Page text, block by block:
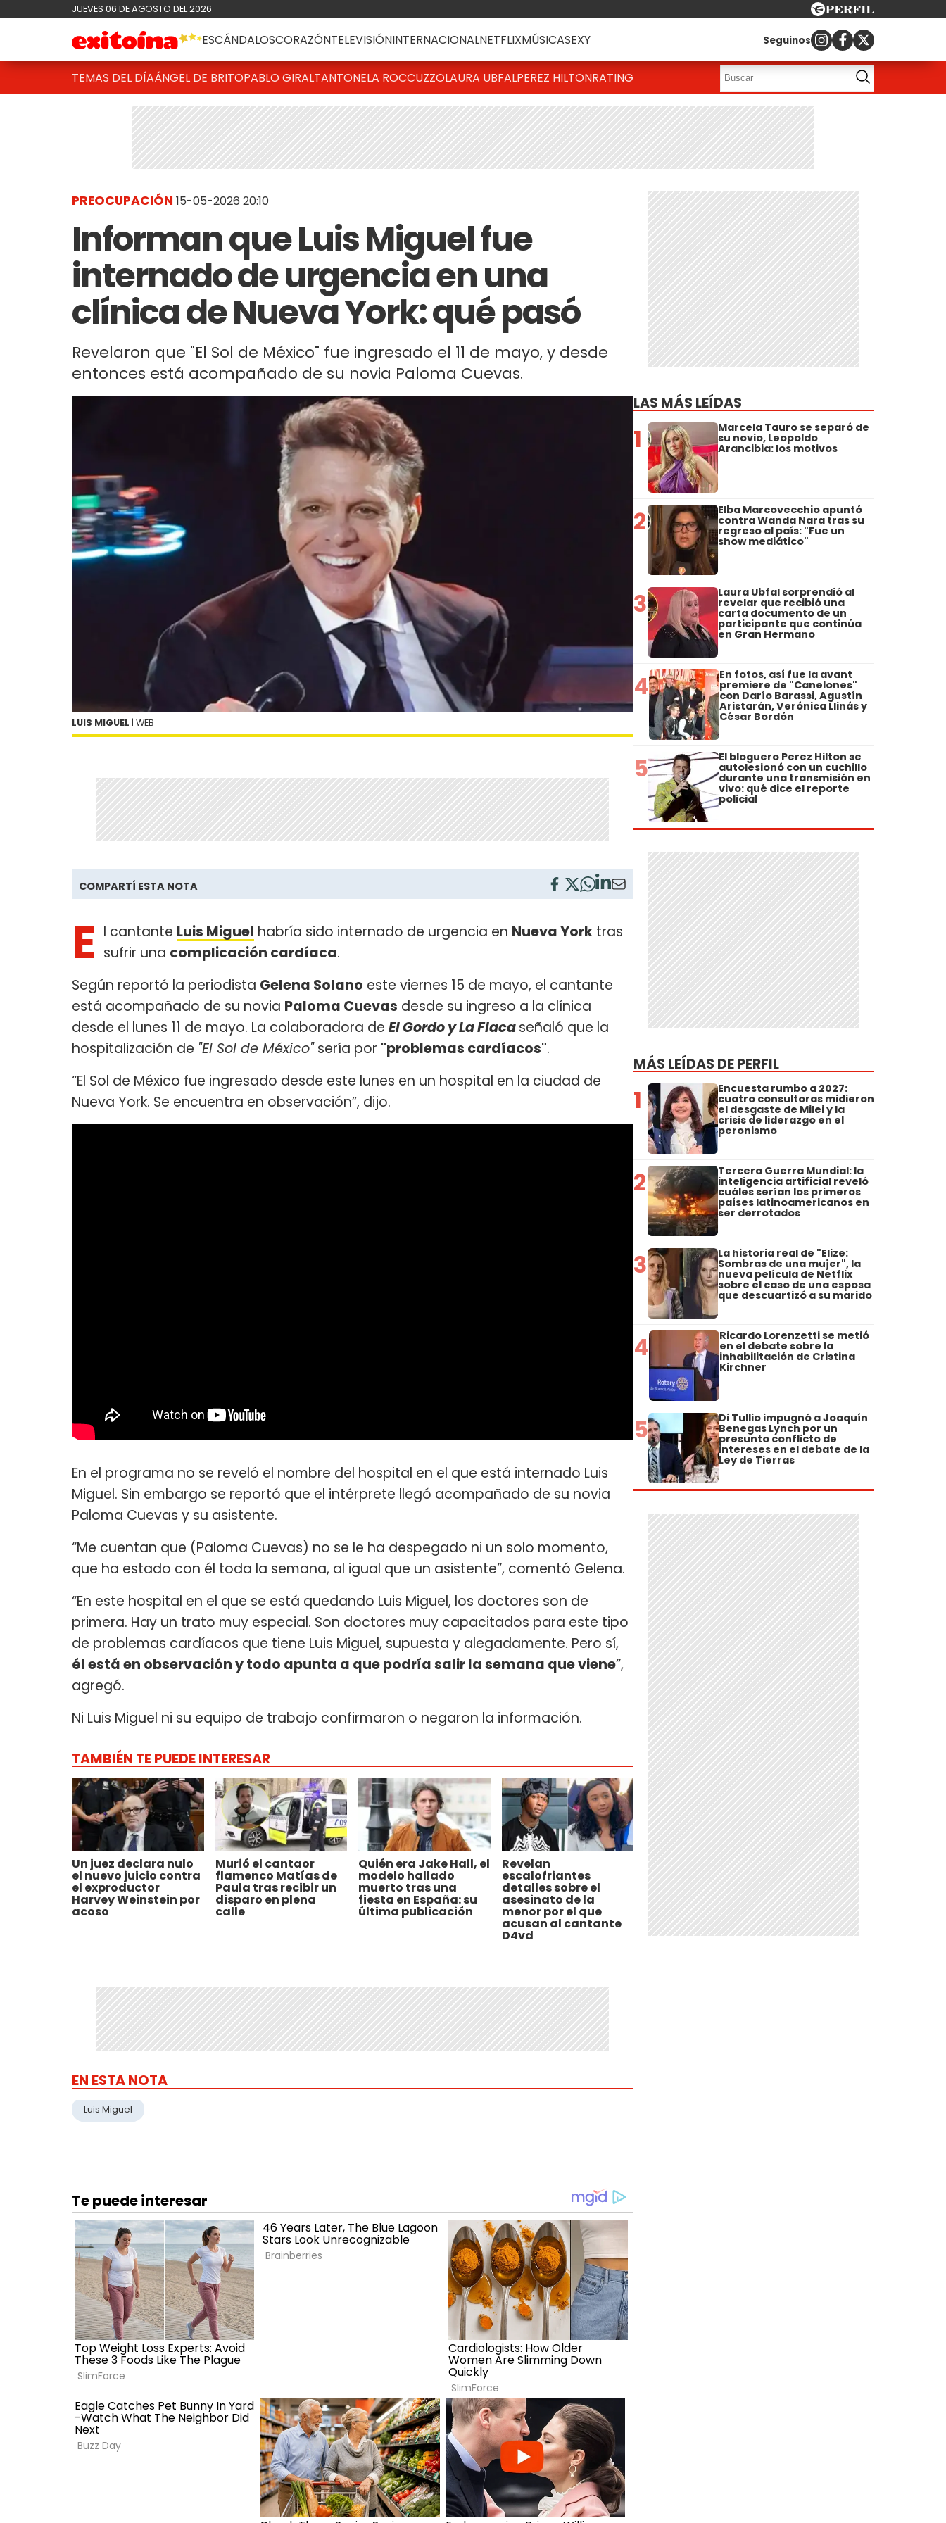
JUEVES 06 DE AGOSTO DEL 2026
ESCÁNDALOSCORAZÓNTELEVISIÓNINTERNACIONALNETFLIXMÚSICASEXY Seguinos
TEMAS DEL DÍAÁNGEL DE BRITOPABLO GIRALTANTONELA ROCCUZZOLAURA UBFALPEREZ HILTONRATING
PREOCUPACIÓN 15-05-2026 20:10
Informan que Luis Miguel fue
internado de urgencia en una
clínica de Nueva York: qué pasó
Revelaron que "El Sol de México" fue ingresado el 11 de mayo, y desde
entonces está acompañado de su novia Paloma Cuevas.
LUIS MIGUEL | WEB
COMPARTÍ ESTA NOTA
E l cantante Luis Miguel habría sido internado de urgencia en Nueva York tras
sufrir una complicación cardíaca.
Según reportó la periodista Gelena Solano este viernes 15 de mayo, el cantante
está acompañado de su novia Paloma Cuevas desde su ingreso a la clínica
desde el lunes 11 de mayo. La colaboradora de El Gordo y La Flacaseñaló que la
hospitalización de "El Sol de México"sería por "problemas cardíacos".
“El Sol de México fue ingresado desde este lunes en un hospital en la ciudad de
Nueva York. Se encuentra en observación”, dijo.
En el programa no se reveló el nombre del hospital en el que está internado Luis
Miguel. Sin embargo se reportó que el intérprete llegó acompañado de su novia
Paloma Cuevas y su asistente.
“Me cuentan que (Paloma Cuevas) no se le ha despegado ni un solo momento,
que ha estado con él toda la semana, al igual que un asistente”, comentó Gelena.
“En este hospital en el que se está quedando Luis Miguel, los doctores son de
primera. Hay un trato muy especial. Son doctores muy capacitados para este tipo
de problemas cardíacos que tiene Luis Miguel, supuesta y alegadamente. Pero sí,
él está en observación y todo apunta a que podría salir la semana que viene”,
agregó.
Ni Luis Miguel ni su equipo de trabajo confirmaron o negaron la información.
TAMBIÉN TE PUEDE INTERESAR
Un juez declara nulo
el nuevo juicio contra
el exproductor
Harvey Weinstein por
acoso
Murió el cantaor
flamenco Matías de
Paula tras recibir un
disparo en plena
calle
Quién era Jake Hall, el
modelo hallado
muerto tras una
fiesta en España: su
última publicación
Revelan
escalofriantes
detalles sobre el
asesinato de la
menor por el que
acusan al cantante
D4vd
EN ESTA NOTA
Luis Miguel
LAS MÁS LEÍDAS
1 Marcela Tauro se separó de
su novio, Leopoldo
Arancibia: los motivos
2 Elba Marcovecchio apuntó
contra Wanda Nara tras su
regreso al país: "Fue un
show mediático"
3 Laura Ubfal sorprendió al
revelar que recibió una
carta documento de un
participante que continúa
en Gran Hermano
4 En fotos, así fue la avant
premiere de "Canelones"
con Darío Barassi, Agustín
Aristarán, Verónica Llinás y
César Bordón
5 El bloguero Perez Hilton se
autolesionó con un cuchillo
durante una transmisión en
vivo: qué dice el reporte
policial
MÁS LEÍDAS DE PERFIL
1 Encuesta rumbo a 2027:
cuatro consultoras midieron
el desgaste de Milei y la
crisis de liderazgo en el
peronismo
2 Tercera Guerra Mundial: la
inteligencia artificial reveló
cuáles serían los primeros
países latinoamericanos en
ser derrotados
3 La historia real de "Elize:
Sombras de una mujer", la
nueva película de Netflix
sobre el caso de una esposa
que descuartizó a su marido
4 Ricardo Lorenzetti se metió
en el debate sobre la
inhabilitación de Cristina
Kirchner
5 Di Tullio impugnó a Joaquín
Benegas Lynch por un
presunto conflicto de
intereses en el debate de la
Ley de Tierras